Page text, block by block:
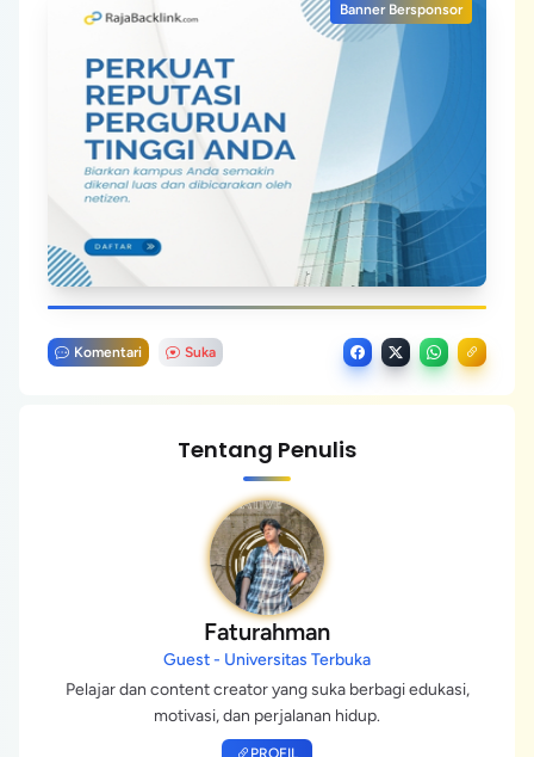
Banner Bersponsor
Komentari Suka
Tentang Penulis
Faturahman
Guest - Universitas Terbuka
Pelajar dan content creator yang suka berbagi edukasi,
motivasi, dan perjalanan hidup.
PROFIL